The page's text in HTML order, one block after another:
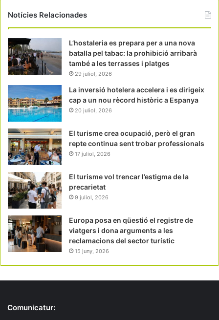
Notícies Relacionades
L’hostaleria es prepara per a una nova
batalla pel tabac: la prohibició arribarà
també a les terrasses i platges
29 juliol, 2026
La inversió hotelera accelera i es dirigeix
cap a un nou rècord històric a Espanya
20 juliol, 2026
El turisme crea ocupació, però el gran
repte continua sent trobar professionals
17 juliol, 2026
El turisme vol trencar l’estigma de la
precarietat
9 juliol, 2026
Europa posa en qüestió el registre de
viatgers i dona arguments a les
reclamacions del sector turístic
15 juny, 2026
Comunicatur: